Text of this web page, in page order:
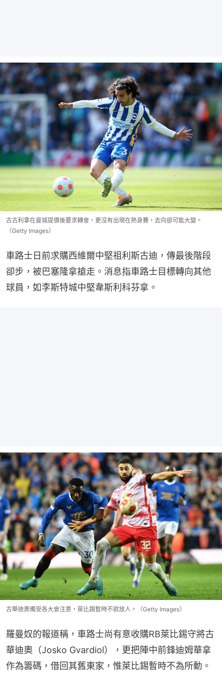
古古利拿在曼城提價後要求轉會，更沒有出現在熱身賽，去向卻可能大變。
（Getty Images）
車路士日前求購西維爾中堅祖利斯古迪，傳最後階段
卻步，被巴塞隆拿搶走。消息指車路士目標轉向其他
球員，如李斯特城中堅韋斯利科芬拿。
古華迪奧備受各大會注意，萊比錫暫時不欲放人。（Getty Images）
羅曼奴的報道稱，車路士尚有意收購RB萊比錫守將古
華迪奧（Josko Gvardiol），更把陣中前鋒迪姆華拿
作為籌碼，借回其舊東家，惟萊比錫暫時不為所動。